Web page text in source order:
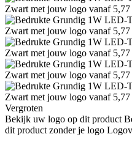
Vergroten
Bekijk uw logo op dit product
dit product zonder je logo